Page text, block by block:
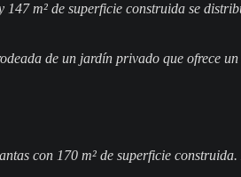
147 m² de superficie construida se
de un jardín privado que ofrece
con 170 m² de superficie